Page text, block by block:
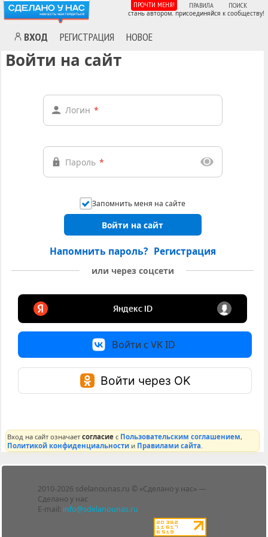
ВХОД РЕГИСТРАЦИЯ НОВОЕ
ПРОЧТИ МЕНЯ! ПРАВИЛА ПОИСК
стань автором. присоединяйся к сообществу!
Войти на сайт
Логин *
Пароль *
Запомнить меня на сайте
Войти на сайт
Напомнить пароль? Регистрация
или через соцсети
Войти с VK ID
Войти через OK
Вход на сайт означаетсогласие с Пользовательским соглашением,
Политикой конфиденциальности и Правилами сайта
2010-2026 sdelanounas.ru © «Сделано у нас» —
Сделано у нас
E-mail: info@sdelanounas.ru
Блоги
Люди
Политика